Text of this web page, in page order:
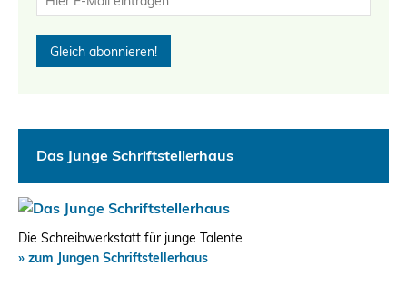
Das Junge Schriftstellerhaus
Die Schreibwerkstatt für junge Talente
» zum Jungen Schriftstellerhaus